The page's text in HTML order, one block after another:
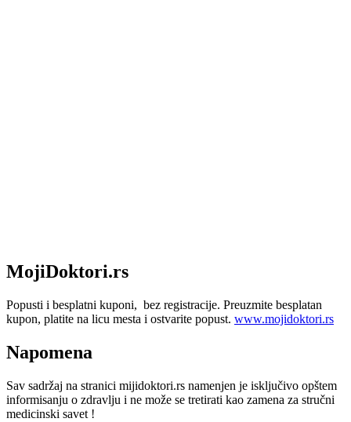
MojiDoktori.rs
Popusti i besplatni kuponi, bez registracije. Preuzmite besplatan
kupon, platite na licu mesta i ostvarite popust. www.mojidoktori.rs
Napomena
Sav sadržaj na stranici mijidoktori.rs namenjen je isključivo opštem
informisanju o zdravlju i ne može se tretirati kao zamena za stručni
medicinski savet !